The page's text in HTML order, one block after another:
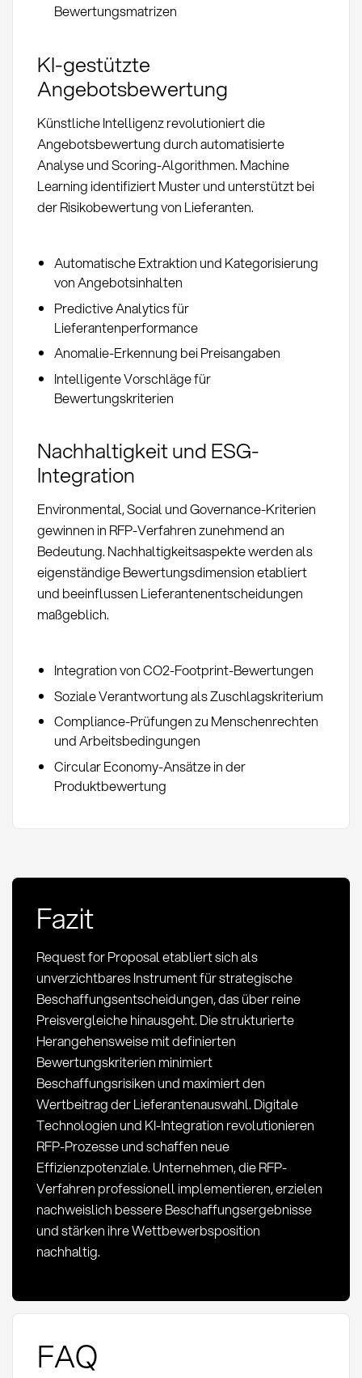
Bewertungsmatrizen
KI-gestützte
Angebotsbewertung
Künstliche Intelligenz revolutioniert die
Angebotsbewertung durch automatisierte
Analyse und Scoring-Algorithmen. Machine
Learning identifiziert Muster und unterstützt bei
der Risikobewertung von Lieferanten.
Automatische Extraktion und Kategorisierung
von Angebotsinhalten
Predictive Analytics für
Lieferantenperformance
Anomalie-Erkennung bei Preisangaben
Intelligente Vorschläge für
Bewertungskriterien
Nachhaltigkeit und ESG-
Integration
Environmental, Social und Governance-Kriterien
gewinnen in RFP-Verfahren zunehmend an
Bedeutung. Nachhaltigkeitsaspekte werden als
eigenständige Bewertungsdimension etabliert
und beeinflussen Lieferantenentscheidungen
maßgeblich.
Integration von CO2-Footprint-Bewertungen
Soziale Verantwortung als Zuschlagskriterium
Compliance-Prüfungen zu Menschenrechten
und Arbeitsbedingungen
Circular Economy-Ansätze in der
Produktbewertung
Fazit
Request for Proposal etabliert sich als
unverzichtbares Instrument für strategische
Beschaffungsentscheidungen, das über reine
Preisvergleiche hinausgeht. Die strukturierte
Herangehensweise mit definierten
Bewertungskriterien minimiert
Beschaffungsrisiken und maximiert den
Wertbeitrag der Lieferantenauswahl. Digitale
Technologien und KI-Integration revolutionieren
RFP-Prozesse und schaffen neue
Effizienzpotenziale. Unternehmen, die RFP-
Verfahren professionell implementieren, erzielen
nachweislich bessere Beschaffungsergebnisse
und stärken ihre Wettbewerbsposition
nachhaltig.
FAQ